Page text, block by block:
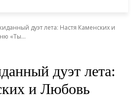
дуэт лета: Настя Каменских и
«Ты...
дуэт лета:
и Любовь